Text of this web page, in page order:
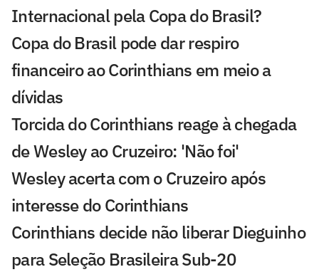
Internacional pela Copa do Brasil?
Copa do Brasil pode dar respiro
financeiro ao Corinthians em meio a
dívidas
Torcida do Corinthians reage à chegada
de Wesley ao Cruzeiro: 'Não foi'
Wesley acerta com o Cruzeiro após
interesse do Corinthians
Corinthians decide não liberar Dieguinho
para Seleção Brasileira Sub-20